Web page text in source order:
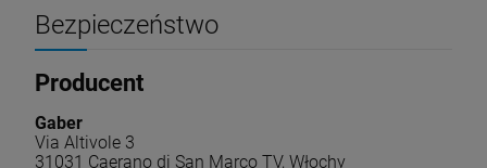
Bezpieczeństwo
Producent
Gaber
Via Altivole 3
31031 Caerano di San Marco TV, Włochy